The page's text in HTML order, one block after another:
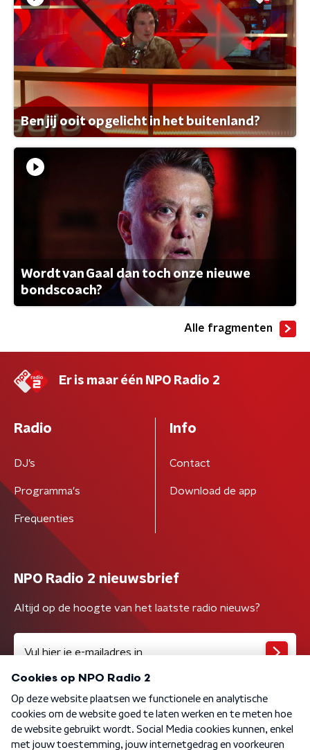
Ben jij ooit opgelicht in het buitenland?
Wordt van Gaal dan toch onze nieuwe
bondscoach?
Alle fragmenten
Er is maar één NPO Radio 2
Radio
DJ’s
Programma's
Frequenties
Info
Contact
Download de app
NPO Radio 2 nieuwsbrief
Altijd op de hoogte van het laatste radio nieuws?
Algemene voorwaarden